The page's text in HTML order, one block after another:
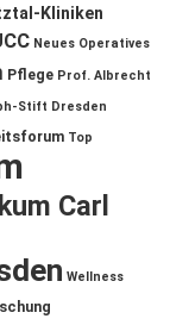
Kliniken
Neues Operatives
Pflege Prof. Albrecht
Stift Dresden
Top
Carl
Wellness